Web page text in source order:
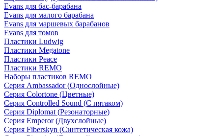
Evans для бас-барабана
Evans для малого барабана
Evans для маршевых барабанов
Evans для томов
Пластики Ludwig
Пластики Megatone
Пластики Peace
Пластики REMO
Наборы пластиков REMO
Серия Ambassador (Однослойные)
Серия Colortone (Цветные)
Серия Controlled Sound (С пятаком)
Серия Diplomat (Резонаторные)
Серия Emperor (Двухслойные)
Серия Fiberskyn (Синтетическая кожа)